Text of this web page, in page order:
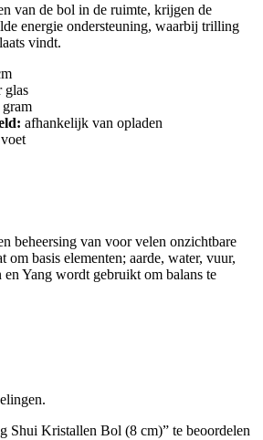
van de bol in de ruimte, krijgen de
energie ondersteuning, waarbij trilling
vindt.
glas
afhankelijk van opladen
beheersing van voor velen onzichtbare
om basis elementen; aarde, water, vuur,
Yang wordt gebruikt om balans te
Shui Kristallen Bol (8 cm)” te beoordelen